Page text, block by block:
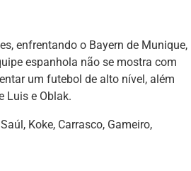
enfrentando o Bayern de Munique,
espanhola não se mostra com
um futebol de alto nível, além
Luis e Oblak.
Koke, Carrasco, Gameiro,